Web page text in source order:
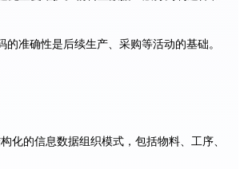
的准确性是后续生产、采购等活动的基础。
化的信息数据组织模式，包括物料、工序、